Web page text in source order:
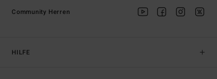
HILFE
Community Herren